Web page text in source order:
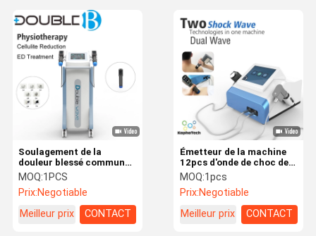
Soulagement de la
douleur blessé commun
d'onde de choc de
thérapie de machine de
blessures acoustiques de
MOQ:1PCS
Prix:Negotiable
Meilleur prix
CONTACT
Émetteur de la machine
12pcs d'onde de choc de
physiothérapie du
soulagement de la
douleur 1Hz
MOQ:1pcs
Prix:Negotiable
Meilleur prix
CONTACT